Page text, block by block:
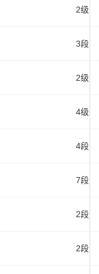
2级
3段
2级
4级
4段
7段
2段
2段